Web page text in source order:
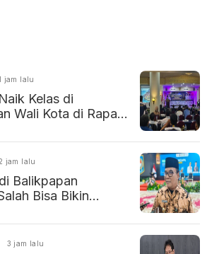
jam lalu
Kelas di
Wali Kota di Rapat
jam lalu
Balikpapan
Bisa Bikin
3 jam lalu